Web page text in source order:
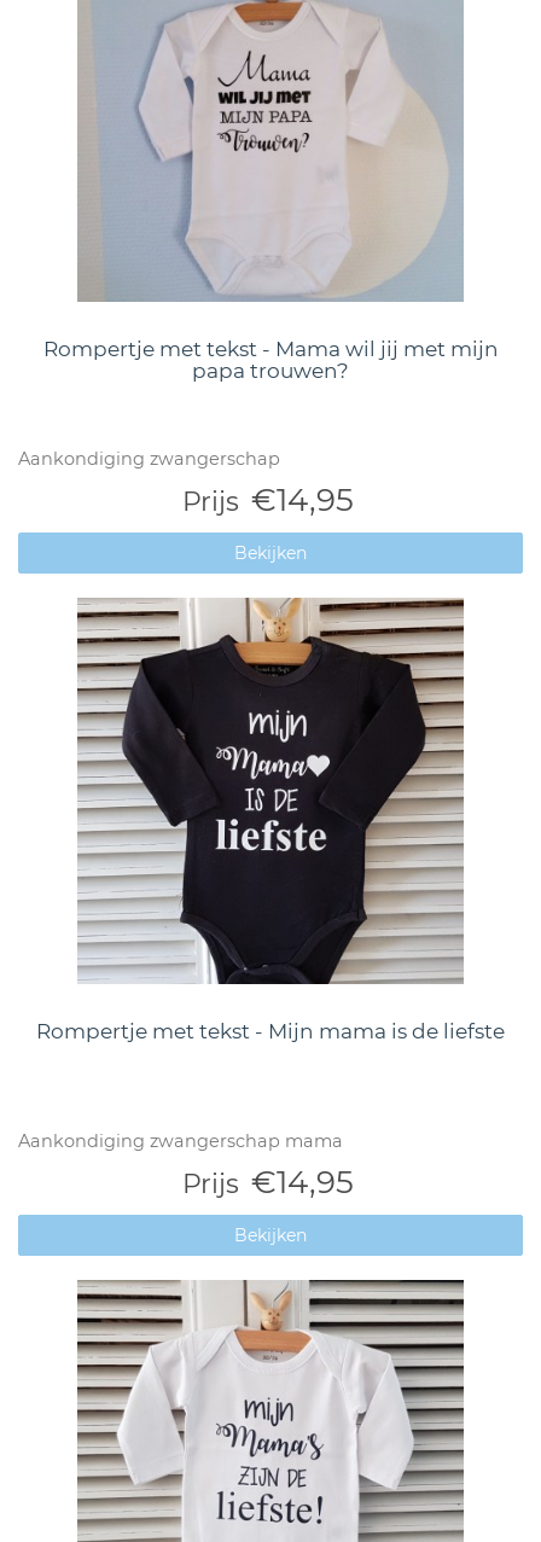
Rompertje met tekst - Mama wil jij met mijn
papa trouwen?
Aankondiging zwangerschap
Prijs €14,95
Bekijken
Rompertje met tekst - Mijn mama is de liefste
Aankondiging zwangerschap mama
Prijs €14,95
Bekijken